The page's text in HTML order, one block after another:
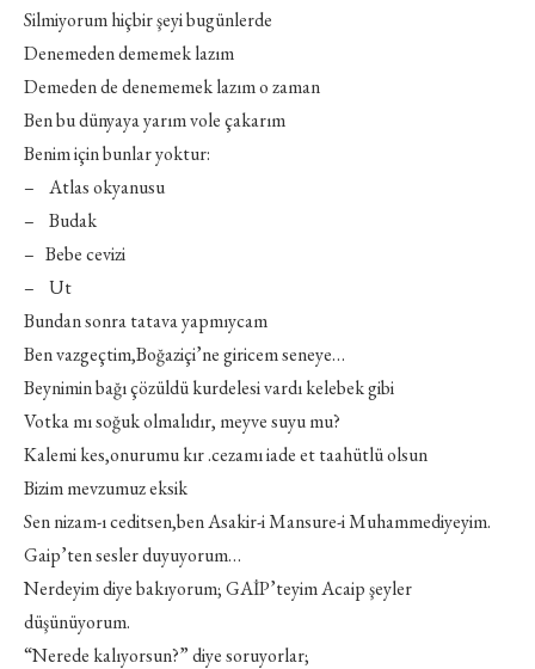
Silmiyorum hiçbir şeyi bugünlerde
Denemeden dememek lazım
Demeden de denememek lazım o zaman
Ben bu dünyaya yarım vole çakarım
Benim için bunlar yoktur:
– Atlas okyanusu
– Budak
– Bebe cevizi
– Ut
Bundan sonra tatava yapmıycam
Ben vazgeçtim,Boğaziçi’ne giricem seneye…
Beynimin bağı çözüldü kurdelesi vardı kelebek gibi
Votka mı soğuk olmalıdır, meyve suyu mu?
Kalemi kes,onurumu kır .cezamı iade et taahütlü olsun
Bizim mevzumuz eksik
Sen nizam-ı ceditsen,ben Asakir-i Mansure-i Muhammediyeyim.
Gaip’ten sesler duyuyorum…
Nerdeyim diye bakıyorum; GAİP’teyim Acaip şeyler
düşünüyorum.
“Nerede kalıyorsun?” diye soruyorlar;